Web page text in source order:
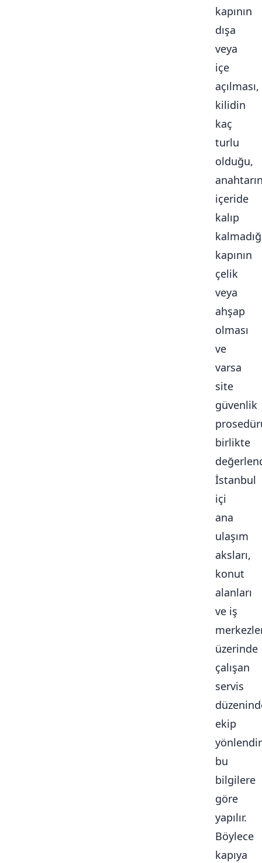
kapının
dışa
veya
içe
açılması,
kilidin
kaç
turlu
olduğu,
içeride
kalıp
kapının
çelik
veya
ahşap
olması
ve
varsa
site
güvenlik
birlikte
İstanbul
içi
ana
ulaşım
aksları,
konut
alanları
ve iş
üzerinde
çalışan
servis
ekip
bu
bilgilere
göre
yapılır.
Böylece
kapıya